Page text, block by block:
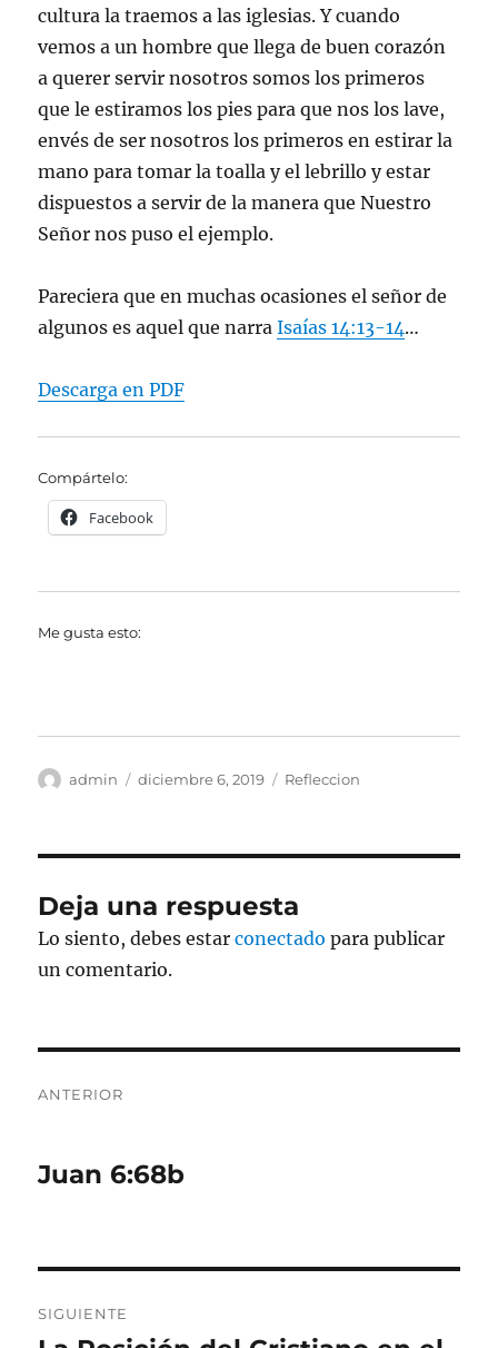
cultura la traemos a las iglesias. Y cuando
vemos a un hombre que llega de buen corazón
a querer servir nosotros somos los primeros
que le estiramos los pies para que nos los lave,
envés de ser nosotros los primeros en estirar la
mano para tomar la toalla y el lebrillo y estar
dispuestos a servir de la manera que Nuestro
Señor nos puso el ejemplo.
Pareciera que en muchas ocasiones el señor de
algunos es aquel que narraIsaías 14:13-14…
Descarga en PDF
Compártelo:
Facebook
Me gusta esto:
Autor
admin
Publicado
diciembre 6, 2019 Categorías
Refleccion
Deja una respuesta
Lo siento, debes estarconectado para publicar
un comentario.
entradas
ANTERIOR
Juan 6:68b
SIGUIENTE